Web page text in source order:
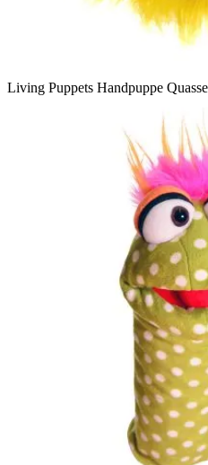
Living Puppets Handpuppe